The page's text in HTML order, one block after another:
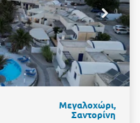
Μεγαλοχώρι,
Σαντορίνη